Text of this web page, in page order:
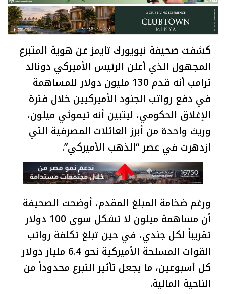
كشفت صحيفة نيويورك تايمز عن هوية المتبرع
المجهول الذي أعلن الرئيس الأميركي دونالد
ترامب أنه قدم 130 مليون دولار للمساهمة
في دفع رواتب الجنود الأميركيين خلال فترة
الإغلاق الحكومي، ليتبين أنه تيموثي ميلون،
وريث واحدة من أبرز العائلات المصرفية التي
ازدهرت في عصر “الذهب الأميركي”.
ورغم ضخامة المبلغ المقدم، أوضحت الصحيفة
أن مساهمة ميلون لا تشكل سوى 100 دولار
تقريباً لكل جندي، في حين تبلغ تكلفة رواتب
القوات المسلحة الأميركية نحو 6.4 مليار دولار
كل أسبوعين، ما يجعل تأثير التبرع محدوداً من
الناحية المالية.